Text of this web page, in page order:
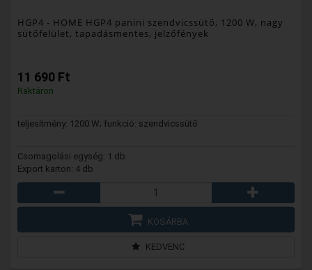
HGP4 - HOME HGP4 panini szendvicssütő, 1200 W, nagy
sütőfelület, tapadásmentes, jelzőfények
11 690 Ft
Raktáron
teljesítmény: 1200 W; funkció: szendvicssütő
Csomagolási egység: 1 db
Export karton: 4 db
KOSÁRBA
KEDVENC